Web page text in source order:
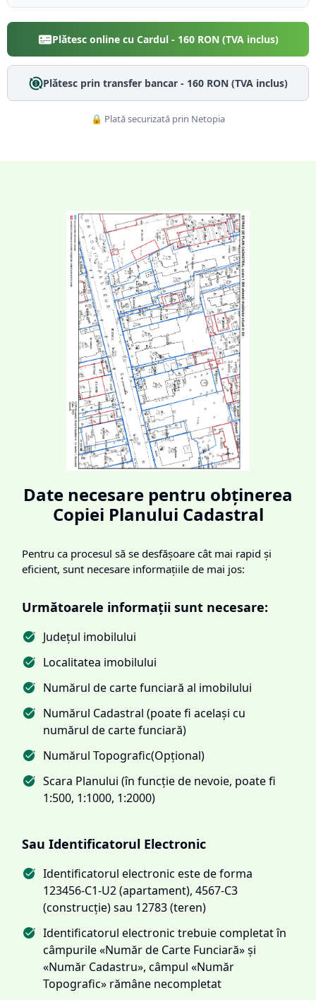
Plătesc online cu Cardul - 160RON (TVA inclus)
Plătesc prin transfer bancar - 160RON (TVA inclus)
🔒 Plată securizată prin Netopia
Date necesare pentru obținerea
Copiei Planului Cadastral
Pentru ca procesul să se desfășoare cât mai rapid și
eficient, sunt necesare informațiile de mai jos:
Următoarele informații sunt necesare:
Județul imobilului
Localitatea imobilului
Numărul de carte funciară al imobilului
Numărul Cadastral (poate fi același cu
numărul de carte funciară)
Numărul Topografic(Opțional)
Scara Planului (în funcție de nevoie, poate fi
1:500, 1:1000, 1:2000)
Sau Identificatorul Electronic
Identificatorul electronic este de forma
123456-C1-U2 (apartament), 4567-C3
(construcție) sau 12783 (teren)
Identificatorul electronic trebuie completat în
câmpurile «Număr de Carte Funciară» și
«Număr Cadastru», câmpul «Număr
Topografic» rămâne necompletat